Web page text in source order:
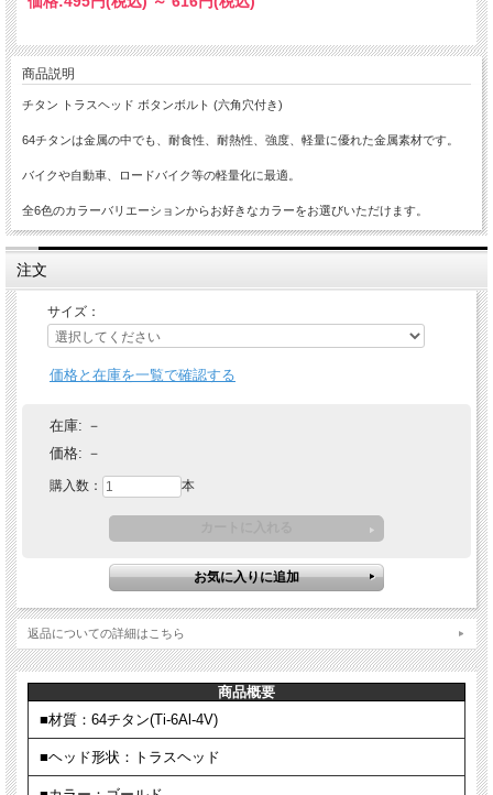
商品説明
チタン トラスヘッド ボタンボルト (六角穴付き)
64チタンは金属の中でも、耐食性、耐熱性、強度、軽量に優れた金属素材です。
バイクや自動車、ロードバイク等の軽量化に最適。
全6色のカラーバリエーションからお好きなカラーをお選びいただけます。
注文
サイズ：
価格と在庫を一覧で確認する
在庫: －
価格: －
購入数： 本
返品についての詳細はこちら
商品概要
■材質：64チタン(Ti-6Al-4V)
■ヘッド形状：トラスヘッド